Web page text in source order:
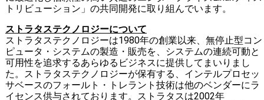
トリビューション」の共同開発に取り組んでいます。
ストラタステクノロジーについて
ストラタステクノロジーは1980年の創業以来、無停止型コン
ピュータ・システムの製造・販売を、システムの連続可動と
可用性を追求するあらゆるビジネスに提供してまいりまし
た。ストラタステクノロジーが保有する、インテルプロセッ
サベースのフォールト・トレラント技術は他のベンダーにラ
イセンス供与されております。ストラタスは2002年